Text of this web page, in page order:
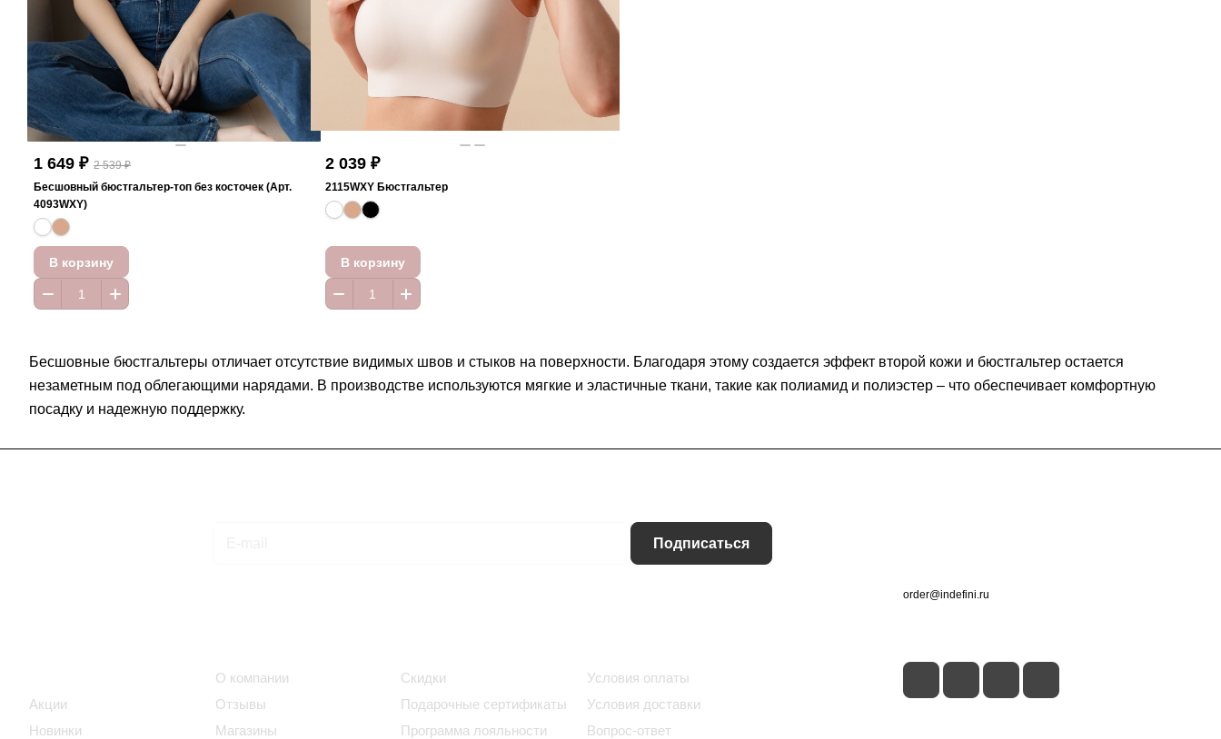
1 649 ₽ 2 539 ₽
Бесшовный бюстгальтер-топ без косточек (Арт.
4093WXY)
В корзину
2 039 ₽
2115WXY Бюстгальтер
В корзину
Бесшовные бюстгальтеры отличает отсутствие видимых швов и стыков на поверхности. Благодаря этому создается эффект второй кожи и бюстгальтер остается
незаметным под облегающими нарядами. В производстве используются мягкие и эластичные ткани, такие как полиамид и полиэстер – что обеспечивает комфортную
посадку и надежную поддержку.
Подписаться
Акции
Новинки
О компании
Отзывы
Магазины
Скидки
Подарочные сертификаты
Программа лояльности
Условия оплаты
Условия доставки
Вопрос-ответ
order@indefini.ru